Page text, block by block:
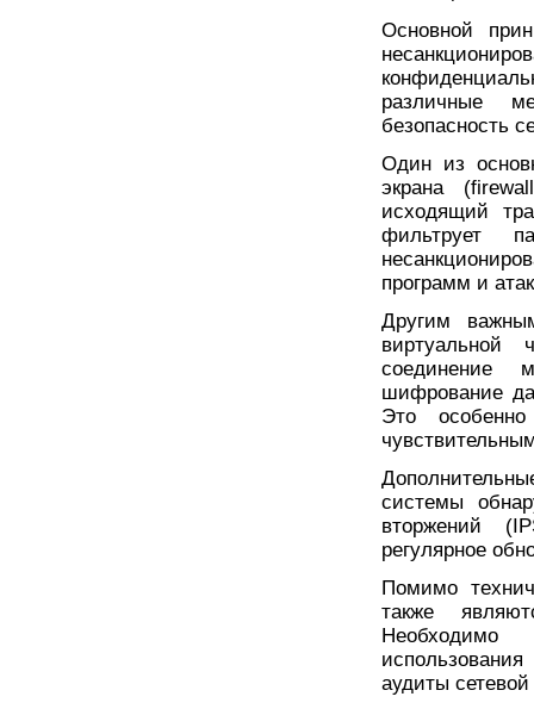
Основной
различные
безопасность
Один из
экрана
исходящий
фильтрует
программ и
Другим
виртуальной
соединение
шифрование
Это
системы
вторжений
регулярное
Помимо
также
Необходимо
аудиты